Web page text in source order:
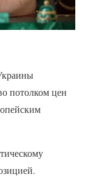
потолком цен